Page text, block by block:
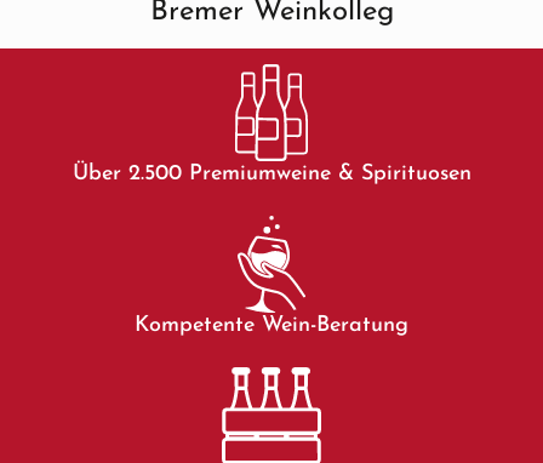
Bremer Weinkolleg
Über 2.500 Premiumweine & Spirituosen
Kompetente Wein-Beratung